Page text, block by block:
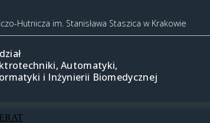
Hutnicza im. Stanisława Staszica w Krakowie
Automatyki,
i Inżynierii Biomedycznej